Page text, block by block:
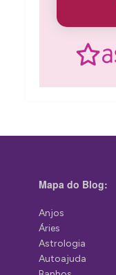
Mapa do Blog:
Anjos
Áries
Astrologia
Autoajuda